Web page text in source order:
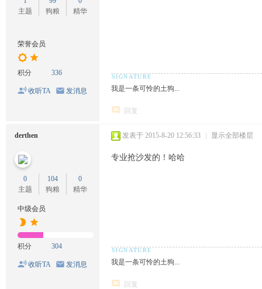
主题
狗粮
精华
荣誉会员
积分 336
收听TA 发消息 我是一条可怜的土狗...
回复
derthen
0
主题
104
狗粮
0
精华
中级会员
积分 304
收听TA 发消息
发表于 2015-8-20 12:56:33 | 显示全部楼层
专业抢沙发的！哈哈
我是一条可怜的土狗...
回复